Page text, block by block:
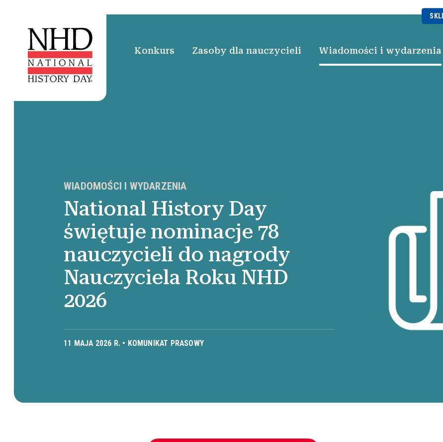
Konkurs Zasoby dla nauczycieli Wiadomości i wydarzenia
WIADOMOŚCI I WYDARZENIA
National History Day
świętuje nominacje 78
nauczycieli do nagrody
Nauczyciela Roku NHD
2026
11 MAJA 2026 R. • KOMUNIKAT PRASOWY